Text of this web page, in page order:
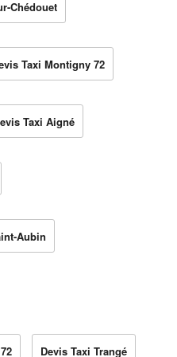
Chédouet
Taxi Montigny 72
Taxi Aigné
Aubin
Devis Taxi Trangé